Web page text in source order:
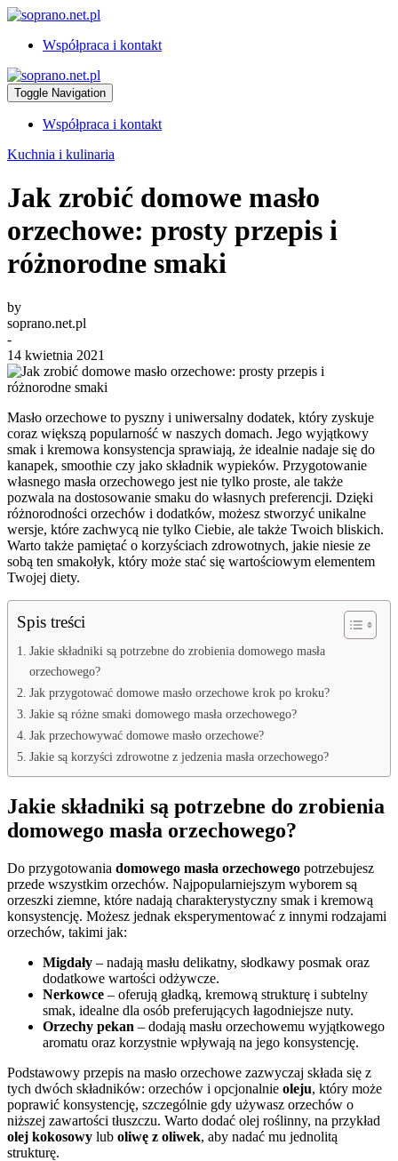
Współpraca i kontakt
Toggle Navigation
Współpraca i kontakt
Kuchnia i kulinaria
Jak zrobić domowe masło
orzechowe: prosty przepis i
różnorodne smaki
by
soprano.net.pl
-
14 kwietnia 2021
Masło orzechowe to pyszny i uniwersalny dodatek, który zyskuje
coraz większą popularność w naszych domach. Jego wyjątkowy
smak i kremowa konsystencja sprawiają, że idealnie nadaje się do
kanapek, smoothie czy jako składnik wypieków. Przygotowanie
własnego masła orzechowego jest nie tylko proste, ale także
pozwala na dostosowanie smaku do własnych preferencji. Dzięki
różnorodności orzechów i dodatków, możesz stworzyć unikalne
wersje, które zachwycą nie tylko Ciebie, ale także Twoich bliskich.
Warto także pamiętać o korzyściach zdrowotnych, jakie niesie ze
sobą ten smakołyk, który może stać się wartościowym elementem
Twojej diety.
Spis treści
Jakie składniki są potrzebne do zrobienia domowego masła
orzechowego?
Jak przygotować domowe masło orzechowe krok po kroku?
Jakie są różne smaki domowego masła orzechowego?
Jak przechowywać domowe masło orzechowe?
Jakie są korzyści zdrowotne z jedzenia masła orzechowego?
Jakie składniki są potrzebne do zrobienia
domowego masła orzechowego?
Do przygotowania domowego masła orzechowego potrzebujesz
przede wszystkim orzechów. Najpopularniejszym wyborem są
orzeszki ziemne, które nadają charakterystyczny smak i kremową
konsystencję. Możesz jednak eksperymentować z innymi rodzajami
orzechów, takimi jak:
Migdały – nadają masłu delikatny, słodkawy posmak oraz
dodatkowe wartości odżywcze.
Nerkowce – oferują gładką, kremową strukturę i subtelny
smak, idealne dla osób preferujących łagodniejsze nuty.
Orzechy pekan – dodają masłu orzechowemu wyjątkowego
aromatu oraz korzystnie wpływają na jego konsystencję.
Podstawowy przepis na masło orzechowe zazwyczaj składa się z
tych dwóch składników: orzechów i opcjonalnie oleju, który może
poprawić konsystencję, szczególnie gdy używasz orzechów o
niższej zawartości tłuszczu. Warto dodać olej roślinny, na przykład
olej kokosowy lub oliwę z oliwek, aby nadać mu jednolitą
strukturę.